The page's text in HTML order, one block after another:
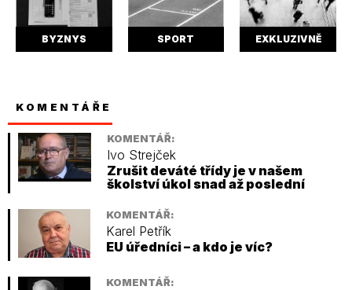
BYZNYS SPORT EXKLUZIVNĚ
KOMENTÁŘE
KOMENTÁŘ:
Ivo Strejček
Zrušit deváté třídy je v našem
školství úkol snad až poslední
KOMENTÁŘ:
Karel Petřík
EU úředníci – a kdo je víc?
KOMENTÁŘ: